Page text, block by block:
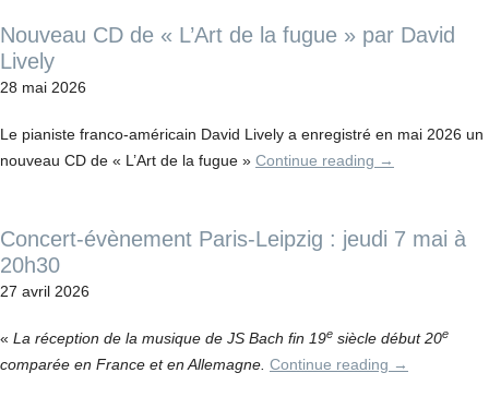
Nouveau CD de « L’Art de la fugue » par David
Lively
28 mai 2026
Le pianiste franco-américain David Lively a enregistré en mai 2026 un
nouveau CD de « L’Art de la fugue » Continue reading →
Concert-évènement Paris-Leipzig : jeudi 7 mai à
20h30
27 avril 2026
« La réception de la musique de JS Bach fin 19e siècle début 20e
comparée en France et en Allemagne. Continue reading →